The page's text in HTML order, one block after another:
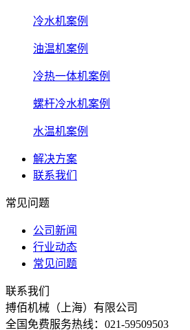
冷水机案例
油温机案例
冷热一体机案例
螺杆冷水机案例
水温机案例
解决方案
联系我们
常见问题
公司新闻
行业动态
常见问题
联系我们
搏佰机械（上海）有限公司
全国免费服务热线：021-59509503